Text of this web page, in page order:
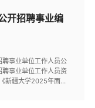
开招聘事业编
事业单位工作人员公
事业单位工作人员资
新疆大学2025年面向